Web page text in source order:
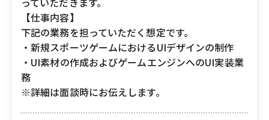
【仕事内容】
下記の業務を担っていただく想定です。
・新規スポーツゲームにおけるUIデザインの制作
・UI素材の作成およびゲームエンジンへのUI実装業
務
※詳細は面談時にお伝えします。